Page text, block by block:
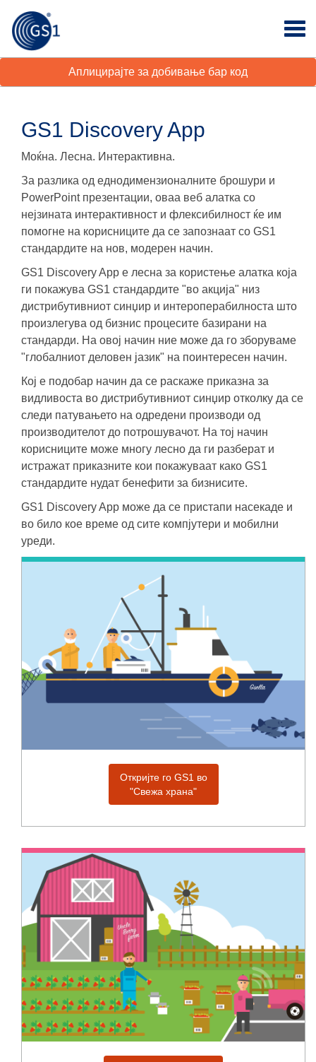
Аплицирајте за добивање бар код
GS1 Discovery App
Моќна. Лесна. Интерактивна.
За разлика од еднодимензионалните брошури и
PowerPoint презентации, оваа веб алатка со
нејзината интерактивност и флексибилност ќе им
помогне на корисниците да се запознаат со GS1
стандардите на нов, модерен начин.
GS1 Discovery App е лесна за користење алатка која
ги покажува GS1 стандардите "во акција" низ
дистрибутивниот синџир и интероперабилноста што
произлегува од бизнис процесите базирани на
стандарди. На овој начин ние може да го зборуваме
"глобалниот деловен јазик" на поинтересен начин.
Кој е подобар начин да се раскаже приказна за
видливоста во дистрибутивниот синџир отколку да се
следи патувањето на одредени производи од
производителот до потрошувачот. На тој начин
корисниците може многу лесно да ги разберат и
истражат приказните кои покажуваат како GS1
стандардите нудат бенефити за бизнисите.
GS1 Discovery App може да се пристапи насекаде и
во било кое време од сите компјутери и мобилни
уреди.
Откријте го GS1 во
"Свежа храна"